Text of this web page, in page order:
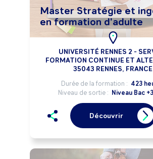
Master Stratégie et
en formation d'adulte
UNIVERSITÉ RENNES 2 -
FORMATION CONTINUE ET
35043 RENNES, FRANCE
Durée de la formation : 423
Niveau de sortie : Niveau Bac
Découvrir